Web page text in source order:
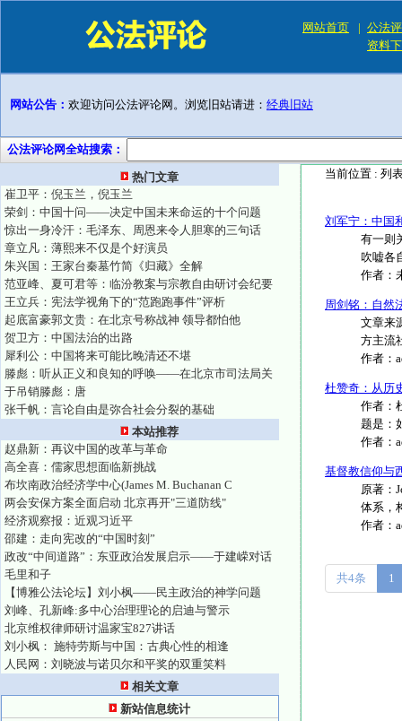
网站首页 | 公法
资料
网站公告： 欢迎访问公法评论网。浏览旧站请进： 经典旧站
公法评论网全站搜索：
热门文章
崔卫平：倪玉兰，倪玉兰
荣剑：中国十问——决定中国未来命运的十个问题
惊出一身冷汗：毛泽东、周恩来令人胆寒的三句话
章立凡：薄熙来不仅是个好演员
朱兴国：王家台秦墓竹简《归藏》全解
范亚峰、夏可君等：临汾教案与宗教自由研讨会纪要
王立兵：宪法学视角下的“范跑跑事件”评析
起底富豪郭文贵：在北京号称战神 领导都怕他
贺卫方：中国法治的出路
犀利公：中国将来可能比晚清还不堪
滕彪：听从正义和良知的呼唤——在北京市司法局关
于吊销滕彪：唐
张千帆：言论自由是弥合社会分裂的基础
本站推荐
赵鼎新：再议中国的改革与革命
高全喜：儒家思想面临新挑战
布坎南政治经济学中心(James M. Buchanan C
两会安保方案全面启动 北京再开"三道防线"
经济观察报：近观习近平
邵建：走向宪改的“中国时刻”
政改“中间道路”：东亚政治发展启示——于建嵘对话
毛里和子
【博雅公法论坛】刘小枫——民主政治的神学问题
刘峰、孔新峰:多中心治理理论的启迪与警示
北京维权律师研讨温家宝827讲话
刘小枫： 施特劳斯与中国：古典心性的相逢
人民网：刘晓波与诺贝尔和平奖的双重笑料
相关文章
新站信息统计
当前位置 : 列
刘军宁：中国
有一则
吹嘘各
作者：
周剑铭：自然
文章来
方主流
作者：
杜赞奇：从历
作者：
题是：
作者：
基督教信仰与
原著：
体系，
作者：
共4条 1